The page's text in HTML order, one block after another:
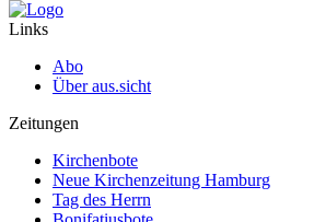
Links
Abo
Über aus.sicht
Zeitungen
Kirchenbote
Neue Kirchenzeitung Hamburg
Tag des Herrn